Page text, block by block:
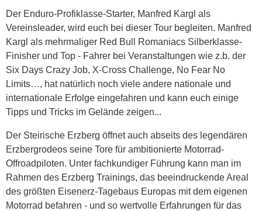
Der Enduro-Profiklasse-Starter, Manfred Kargl als
Vereinsleader, wird euch bei dieser Tour begleiten. Manfred
Kargl als mehrmaliger Red Bull Romaniacs Silberklasse-
Finisher und Top - Fahrer bei Veranstaltungen wie z.b. der
Six Days Crazy Job, X-Cross Challenge, No Fear No
Limits…, hat natürlich noch viele andere nationale und
internationale Erfolge eingefahren und kann euch einige
Tipps und Tricks im Gelände zeigen...
Der Steirische Erzberg öffnet auch abseits des legendären
Erzbergrodeos seine Tore für ambitionierte Motorrad-
Offroadpiloten. Unter fachkundiger Führung kann man im
Rahmen des Erzberg Trainings, das beeindruckende Areal
des größten Eisenerz-Tagebaus Europas mit dem eigenen
Motorrad befahren - und so wertvolle Erfahrungen für das